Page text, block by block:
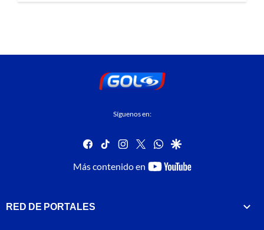
Síguenos en:
facebook
tiktok instagram
twitterwhatsapp
google
Más contenido en
youtube-
RED DE PORTALES